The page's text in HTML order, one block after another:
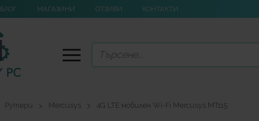
БЛОГ МАГАЗИНИ ОТЗИВИ КОНТАКТИ
Рутери Mercusys 4G LTE мобилен Wi-Fi Mercusys MT115